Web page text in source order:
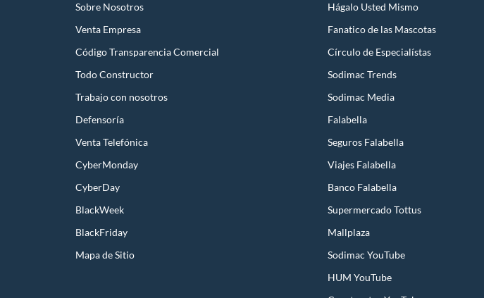
Sobre Nosotros
Venta Empresa
Código Transparencia Comercial
Todo Constructor
Trabajo con nosotros
Defensoría
Venta Telefónica
CyberMonday
CyberDay
BlackWeek
BlackFriday
Mapa de Sitio
Hágalo Usted Mismo
Fanatico de las Mascotas
Círculo de Especialístas
Sodimac Trends
Sodimac Media
Falabella
Seguros Falabella
Viajes Falabella
Banco Falabella
Supermercado Tottus
Mallplaza
Sodimac YouTube
HUM YouTube